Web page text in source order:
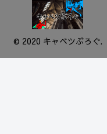
© 2020 キャベツぶろぐ.